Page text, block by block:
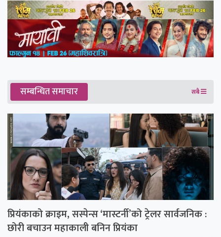
सम्बन्धित समाचार सबै
प्रियंकाको क्राइम, सस्पेन्स ‘मास्टर्नी’को ट्रेलर सार्वजनिक :
छोरी बचाउन महाकाली बनिन प्रियंका